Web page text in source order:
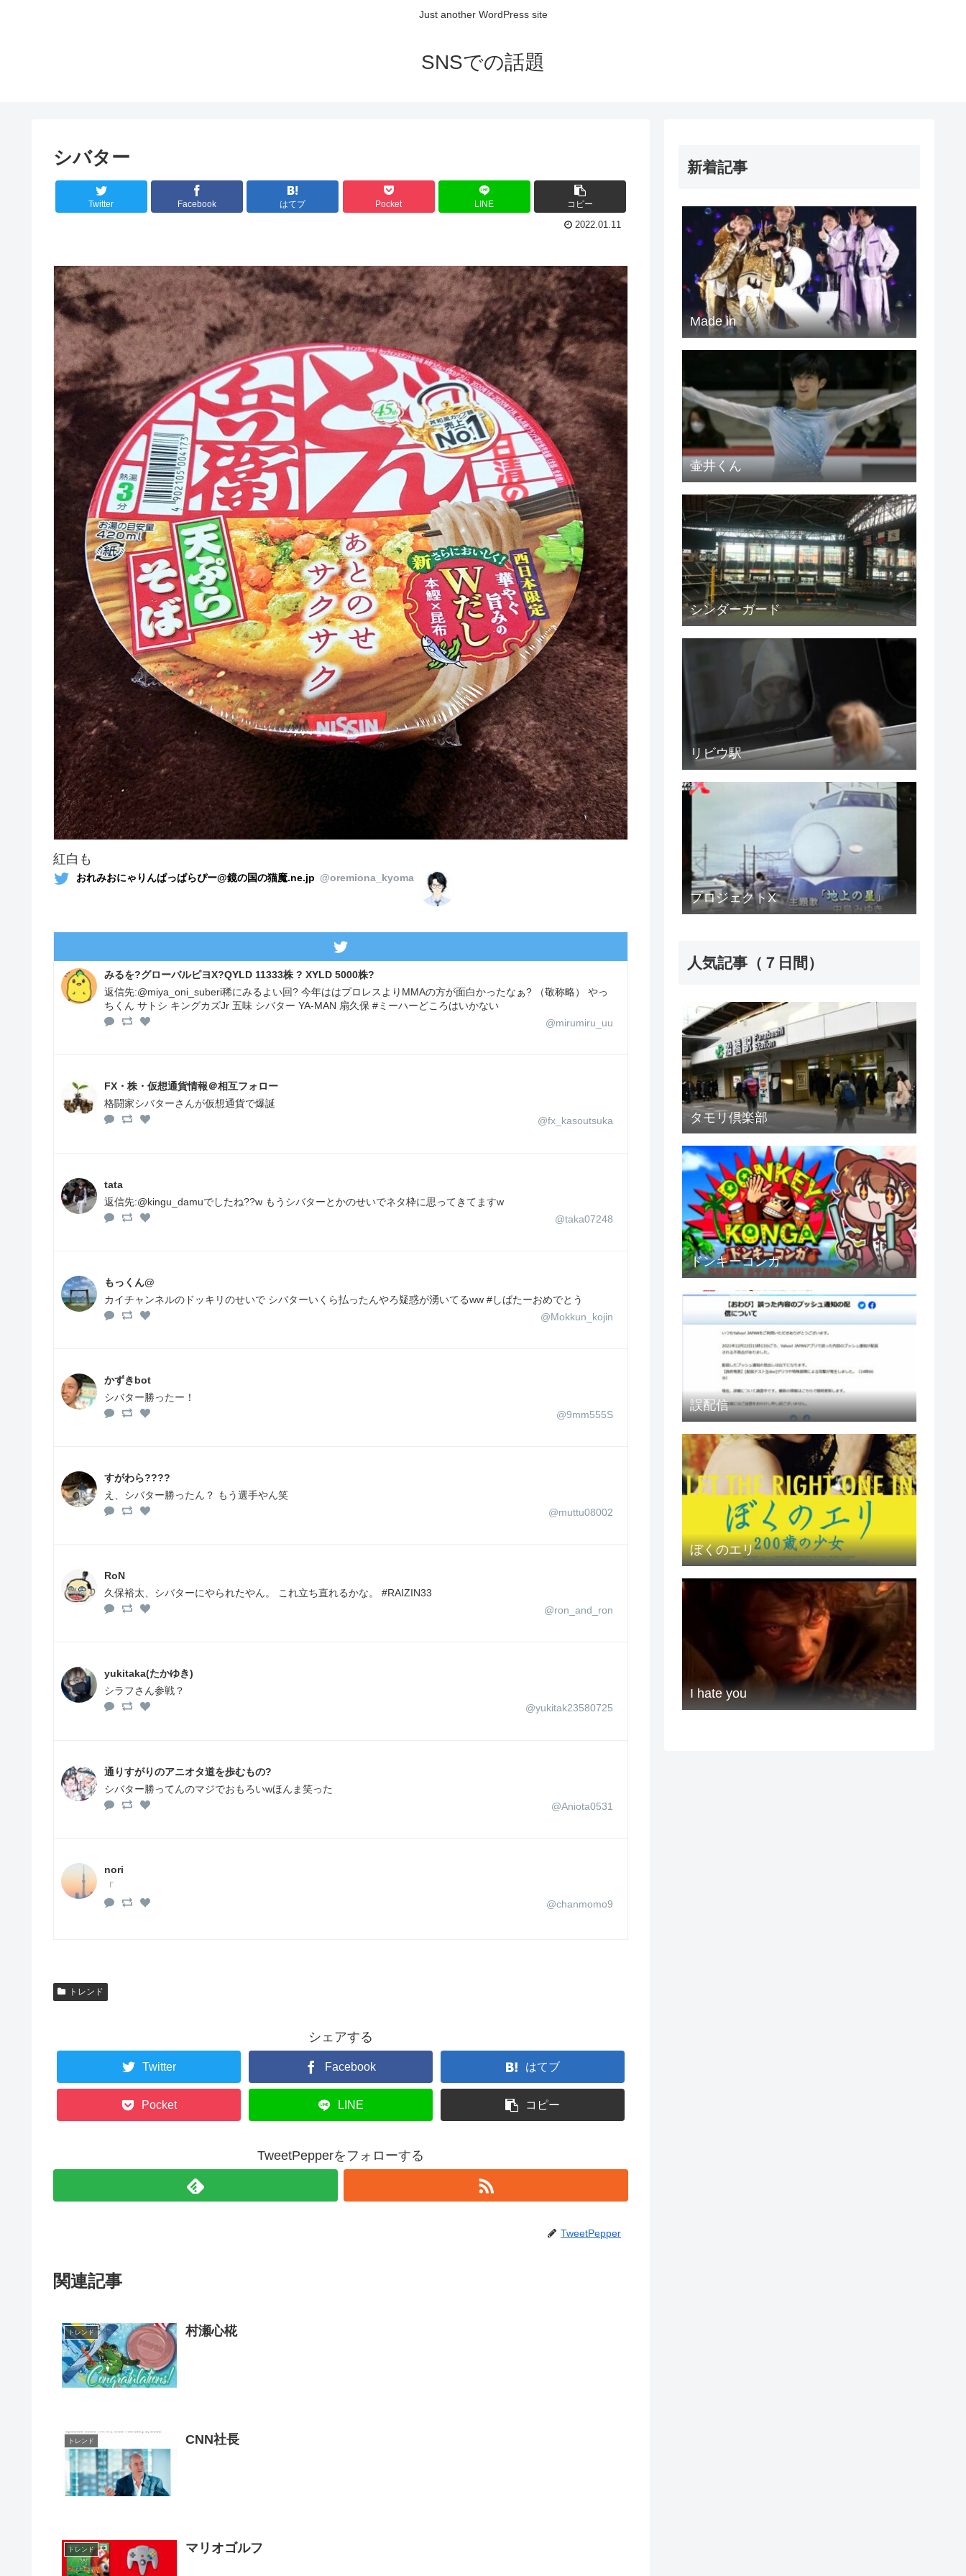
Just another WordPress site
SNSでの話題
シバター
Twitter Facebook はてブ Pocket LINE コピー
2022.01.11
紅白も
おれみおにゃりんぱっぱらぴー@鏡の国の猫魔.ne.jp @oremiona_kyoma
みるを?グローバルピヨX?QYLD 11333株 ? XYLD 5000株?
返信先:@miya_oni_suberi稀にみるよい回? 今年ははプロレスよりMMAの方が面白かったなぁ? （敬称略） やっ
ちくん サトシ キングカズJr 五味 シバター YA-MAN 扇久保 #ミーハーどころはいかない
@mirumiru_uu
FX・株・仮想通貨情報＠相互フォロー
格闘家シバターさんが仮想通貨で爆誕
@fx_kasoutsuka
tata
返信先:@kingu_damuでしたね??w もうシバターとかのせいでネタ枠に思ってきてますw
@taka07248
もっくん@
カイチャンネルのドッキリのせいで シバターいくら払ったんやろ疑惑が湧いてるww #しばたーおめでとう
@Mokkun_kojin
かずきbot
シバター勝ったー！
@9mm555S
すがわら????
え、シバター勝ったん？ もう選手やん笑
@muttu08002
RoN
久保裕太、シバターにやられたやん。 これ立ち直れるかな。 #RAIZIN33
@ron_and_ron
yukitaka(たかゆき)
シラフさん参戦？
@yukitak23580725
通りすがりのアニオタ道を歩むもの?
シバター勝ってんのマジでおもろいwほんま笑った
@Aniota0531
nori
「
@chanmomo9
トレンド
シェアする
Twitter Facebook はてブ
Pocket LINE コピー
TweetPepperをフォローする
TweetPepper
関連記事
トレンド 村瀬心椛
トレンド CNN社長
トレンド マリオゴルフ
新着記事
Made in
壷井くん
シンダーガード
リビウ駅
プロジェクトX
人気記事（７日間）
タモリ倶楽部
ドンキーコンガ
誤配信
ぼくのエリ
I hate you